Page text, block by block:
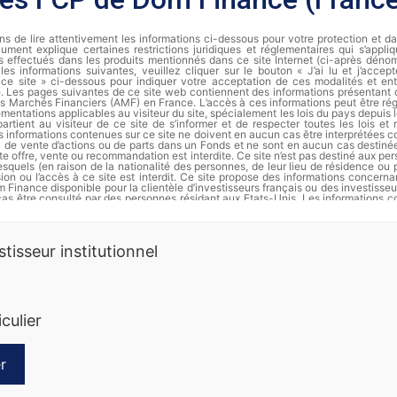
de lire attentivement les informations ci-dessous pour votre protection et
explique certaines restrictions juridiques et réglementaires qui
effectués dans les produits mentionnés dans ce site Internet (ci-après
informations suivantes, veuillez cliquer sur le bouton « J’ai lu et
ce site » ci-dessous pour indiquer votre acceptation de ces modalités et
Les pages suivantes de ce site web contiennent des informations présentant
Marchés Financiers (AMF) en France. L’accès à ces informations peut être
applicables au visiteur du site, spécialement les lois du pays depuis
au visiteur de ce site de s’informer et de respecter toutes les lois et
informations contenues sur ce site ne doivent en aucun cas être interprétées
de vente d’actions ou de parts dans un Fonds et ne sont en aucun cas
offre, vente ou recommandation est interdite. Ce site n’est pas destiné aux
(en raison de la nationalité des personnes, de leur lieu de résidence ou
ou l’accès à ce site est interdit. Ce site propose des informations
Finance disponible pour la clientèle d’investisseurs français ou des
être consulté par des personnes résidant aux Etats-Unis. Les informations
complète et les documents d’informations périodiques de chaque FCP
Finance.
passées ne préjugent pas des rendements futurs. Les actions ne sont
de la valeur, notamment en raison des fluctuations des marchés. Dôm
Toute souscription dans un compartiment doit se faire sur la base du
documents périodiques disponibles sur la base GECO de l’Autorité des
réduit le risque global d’un portefeuille. Les FCP qui privilégient les
de risques que ceux qui investissent dans de moyennes entreprises, lesquels
ceux privilégiant les grandes capitalisations. Les FCP dont le style de gestion
institutionnel